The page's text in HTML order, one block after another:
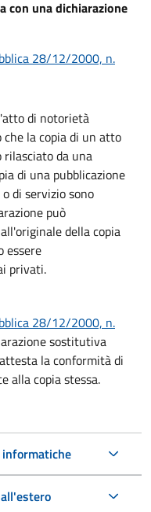
con una dichiarazione
28/12/2000, n.
di notorietà
la copia di un atto
rilasciato da una
di una pubblicazione
di servizio sono
può
della copia
essere
privati.
28/12/2000, n.
sostitutiva
la conformità di
alla copia stessa.